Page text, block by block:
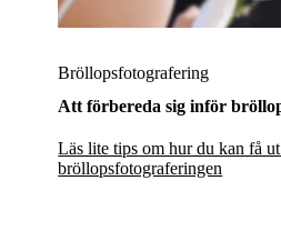
Bröllopsfotografering
Att förbereda sig inför
Läs lite tips om hur du kan få
bröllopsfotograferingen